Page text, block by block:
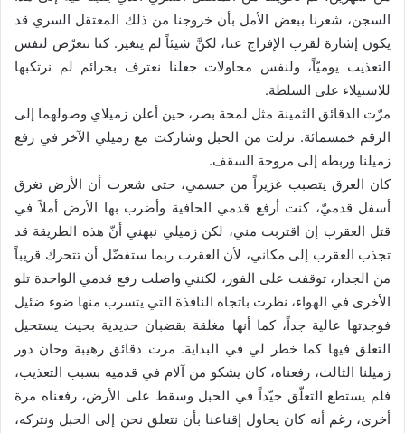
السجن، شعرنا ببعض الأمل بأن خروجنا من ذلك المعتقل السري قد
يكون إشارة لقرب الإفراج عنا، لكنَّ شيئاً لم يتغير. كنا نتعرّض لنفس
التعذيب يوميّاً، ولنفس محاولات جعلنا نعترف بجرائم لم نرتكبها
للاستيلاء على السلطة.
مرّت الدقائق الثمينة مثل لمحة بصر، حين أعلن زميلاي وصولهما إلى
الرقم خمسمائة. نزلت من الحبل وشاركت مع زميلي الآخر في رفع
زميلنا وربطه إلى مروحة السقف.
كان العرق يتصبب غزيراً من جسمي، حتى شعرت أن الأرض تغرق
أسفل قدميّ، كنت أرفع قدمي الحافية وأضرب بها الأرض أملاً في
قتل العقرب إن اقتربت مني، لكن زميلي نبهني أنّ هذه الطريقة قد
تجذب العقرب إلى مكاني، لأن العقرب ربما ستفضّل أن تتحرك قريباً
من الجدار، توقفت على الفور، لكنني واصلت رفع قدمي الواحدة تلو
الأخرى في الهواء، نظرت باتجاه النافذة التي يتسرب منها ضوء ضئيل
فوجدتها عالية جداً، كما أنها مغلقة بقضبان حديدية بحيث يستحيل
التعلق فيها كما خطر لي في البداية. مرت دقائق رهيبة وحان دور
زميلنا الثالث، رفعناه، كان يشكو من آلام في قدميه بسبب التعذيب،
فلم يستطع التعلّق جيّداً في الحبل وسقط على الأرض، رفعناه مرة
أخرى، رغم أنه كان يحاول إقناعنا بأن نتعلق نحن إلى الحبل ونتركه،